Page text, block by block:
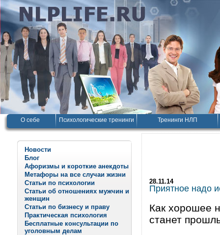
О себе Психологические тренинги Тренинги НЛП
Новости
Блог
Афоризмы и короткие анекдоты
Метафоры на все случаи жизни
Статьи по психологии
Статьи об отношениях мужчин и
женщин
Статьи по бизнесу и праву
Практическая психология
Бесплатные консультации по
уголовным делам
28.11.14
Приятное надо
Как хорошее
станет